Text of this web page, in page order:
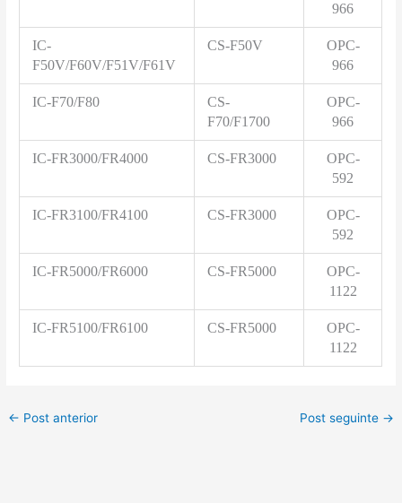
966
IC-
F50V/F60V/F51V/F61V
CS-F50V
OPC-
966
IC-F70/F80
CS-
F70/F1700
OPC-
966
IC-FR3000/FR4000 CS-FR3000
OPC-
592
IC-FR3100/FR4100 CS-FR3000
OPC-
592
IC-FR5000/FR6000 CS-FR5000
OPC-
1122
IC-FR5100/FR6100 CS-FR5000
OPC-
1122
← Post anterior Post seguinte →